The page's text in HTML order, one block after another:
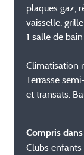
plaques gaz,
vaisselle,
1 salle de
Climatisation
Terrasse
et transats.
Compris
Clubs enfants